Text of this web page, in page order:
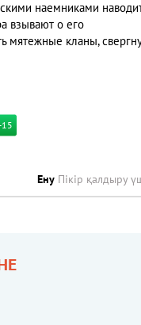
наемниками
взывают о его
мятежные кланы,
Ену Пікір қалдыру